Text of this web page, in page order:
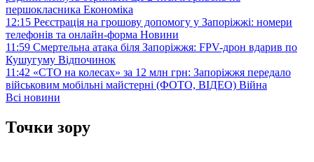
першокласника Економіка
12:15 Реєстрація на грошову допомогу у Запоріжжі: номери
телефонів та онлайн-форма Новини
11:59 Смертельна атака біля Запоріжжя: FPV-дрон вдарив по
Кушугуму Відпочинок
11:42 «СТО на колесах» за 12 млн грн: Запоріжжя передало
військовим мобільні майстерні (ФОТО, ВІДЕО) Війна
Всі новини
Точки зору